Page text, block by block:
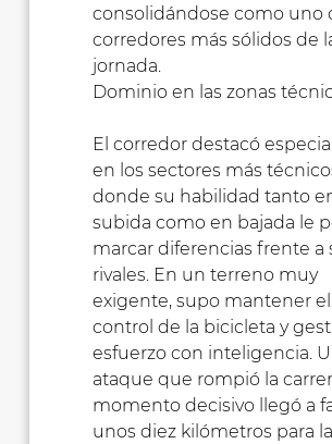
consolidándose como uno
corredores más sólidos de
jornada.
Dominio en las zonas
El corredor destacó
en los sectores más
donde su habilidad tanto
subida como en bajada le
marcar diferencias frente a
rivales. En un terreno muy
exigente, supo mantener el
control de la bicicleta y
esfuerzo con inteligencia.
ataque que rompió la
momento decisivo llegó a
unos diez kilómetros para